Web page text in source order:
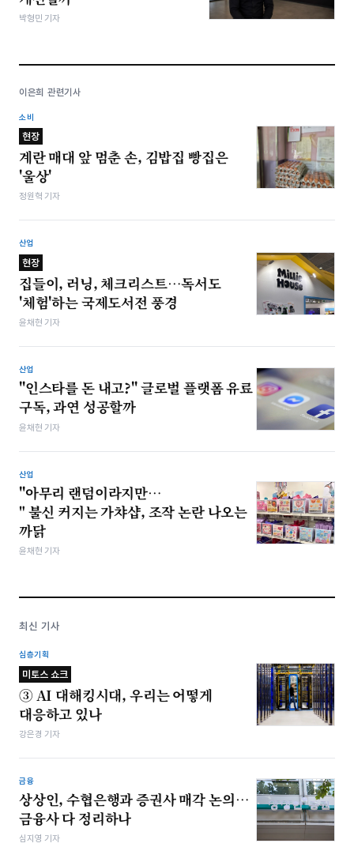
박형민 기자
이은희 관련기사
소비
현장
계란 매대 앞 멈춘 손, 김밥집 빵집은
'울상'
정원혁 기자
산업
현장
집들이, 러닝, 체크리스트…독서도
'체험'하는 국제도서전 풍경
윤채현 기자
산업
"인스타를 돈 내고?" 글로벌 플랫폼 유료
구독, 과연 성공할까
윤채현 기자
산업
"아무리 랜덤이라지만…
" 불신 커지는 가챠샵, 조작 논란 나오는
까닭
윤채현 기자
최신 기사
심층기획
미토스 쇼크
③ AI 대해킹시대, 우리는 어떻게
대응하고 있나
강은경 기자
금융
상상인, 수협은행과 증권사 매각 논의…
금융사 다 정리하나
심지영 기자